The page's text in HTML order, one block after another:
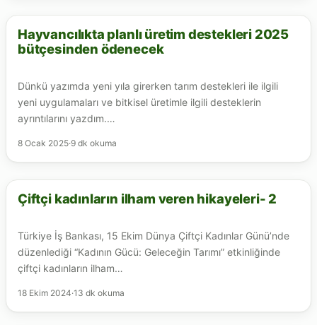
ARICILIK
Hayvancılıkta planlı üretim destekleri 2025
bütçesinden ödenecek
Dünkü yazımda yeni yıla girerken tarım destekleri ile ilgili
yeni uygulamaları ve bitkisel üretimle ilgili desteklerin
ayrıntılarını yazdım.…
8 Ocak 2025·9 dk okuma
ARICILIK
Çiftçi kadınların ilham veren hikayeleri- 2
Türkiye İş Bankası, 15 Ekim Dünya Çiftçi Kadınlar Günü’nde
düzenlediği “Kadının Gücü: Geleceğin Tarımı” etkinliğinde
çiftçi kadınların ilham…
18 Ekim 2024·13 dk okuma